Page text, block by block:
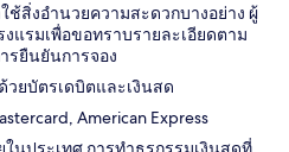
ช้สิ่งอำนวยความสะดวกบางอย่าง ผู้
แรมเพื่อขอทราบรายละเอียดตาม
รยืนยันการจอง
ยบัตรเดบิตและเงินสด
American Express